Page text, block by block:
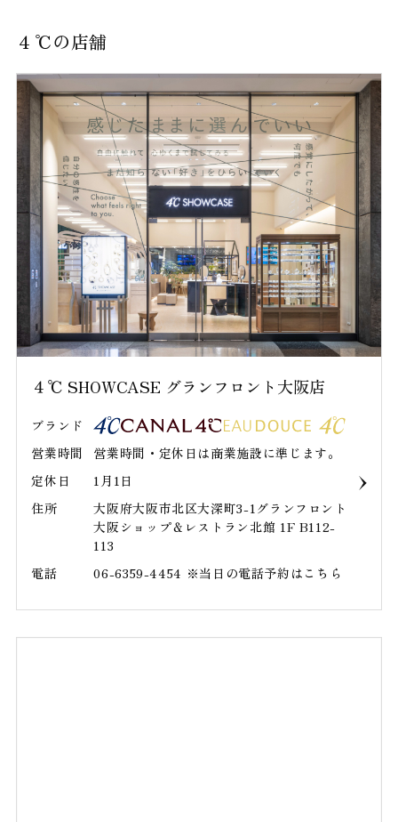
４℃の店舗
４℃ SHOWCASE グランフロント大阪店
ブランド
営業時間
営業時間・定休日は商業施設に準じます。
定休日
1月1日
住所
大阪府大阪市北区大深町3-1グランフロント
大阪ショップ＆レストラン北館 1F B112-
113
電話
06-6359-4454 ※当日の電話予約はこちら